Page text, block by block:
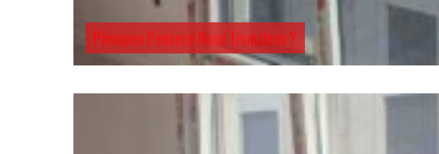
Pimapen Pencere Nasıl Temizlenir?